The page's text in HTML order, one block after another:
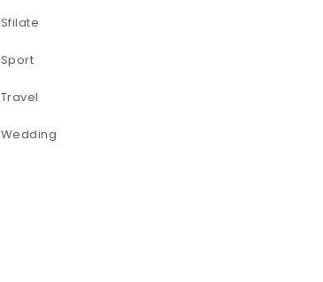
Sfilate
Sport
Travel
Wedding